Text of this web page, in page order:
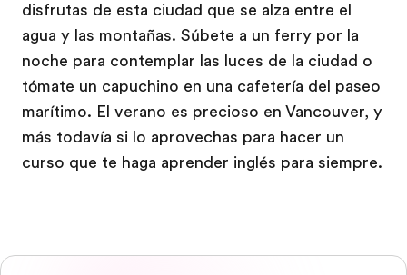
disfrutas de esta ciudad que se alza entre el
agua y las montañas. Súbete a un ferry por la
noche para contemplar las luces de la ciudad o
tómate un capuchino en una cafetería del paseo
marítimo. El verano es precioso en Vancouver, y
más todavía si lo aprovechas para hacer un
curso que te haga aprender inglés para siempre.